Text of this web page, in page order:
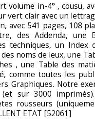
volume in-4° , cousu,
vert clair avec un
avec 541 pages, 108
des Addenda, une
techniques, un Index
noms de leux, une
, une Table des
comme toutes les
Graphiques. Notre
(et sur 3000
rousseurs
ETAT [52061]‎